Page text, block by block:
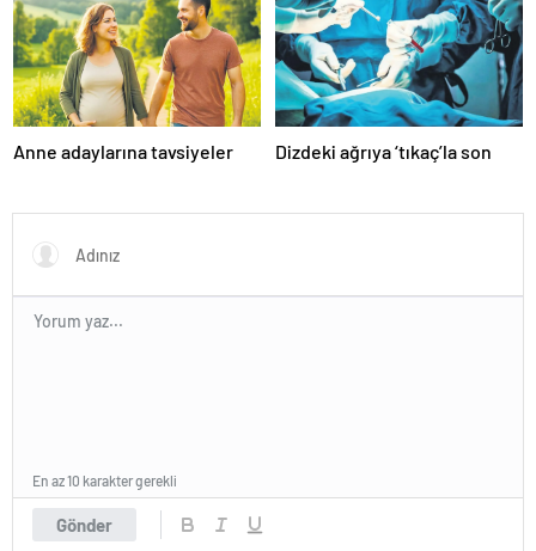
Anne adaylarına tavsiyeler Dizdeki ağrıya ‘tıkaç’la son
Gönder
En az 10 karakter gerekli